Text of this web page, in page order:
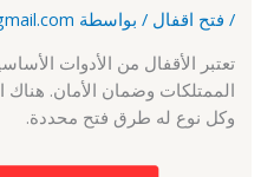
/ فتح اقفال / بواسطة
تعتبر الأقفال من الأدوات
الممتلكات وضمان الأمان. هناك
وكل نوع له طرق فتح محددة.